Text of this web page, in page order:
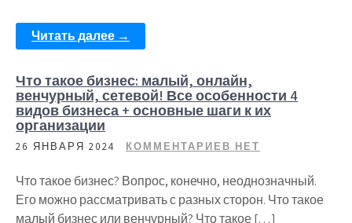
Читать далее →
Что такое бизнес: малый, онлайн,
венчурный, сетевой! Все особенности 4
видов бизнеса + основные шаги к их
организации
26 ЯНВАРЯ 2024 КОММЕНТАРИЕВ НЕТ
Что такое бизнес? Вопрос, конечно, неоднозначный.
Его можно рассматривать с разных сторон. Что такое
малый бизнес или венчурный? Что такое […]